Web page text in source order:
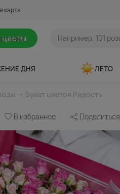
карта
цветы
ДНЯ ЛЕТО
→ Букет цветов Радость
В избранное Поделиться